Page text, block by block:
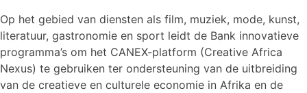
Op het gebied van diensten als film, muziek, mode, kunst,
literatuur, gastronomie en sport leidt de Bank innovatieve
programma’s om het CANEX-platform (Creative Africa
Nexus) te gebruiken ter ondersteuning van de uitbreiding
van de creatieve en culturele economie in Afrika en de